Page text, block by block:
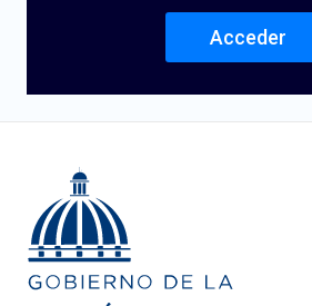
Acceder